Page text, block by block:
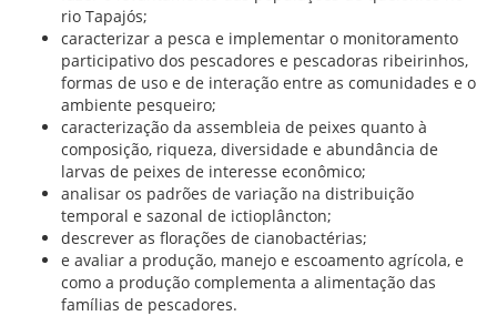
rio Tapajós;
caracterizar a pesca e implementar o monitoramento
participativo dos pescadores e pescadoras ribeirinhos,
formas de uso e de interação entre as comunidades e o
ambiente pesqueiro;
caracterização da assembleia de peixes quanto à
composição, riqueza, diversidade e abundância de
larvas de peixes de interesse econômico;
analisar os padrões de variação na distribuição
temporal e sazonal de ictioplâncton;
descrever as florações de cianobactérias;
e avaliar a produção, manejo e escoamento agrícola, e
como a produção complementa a alimentação das
famílias de pescadores.